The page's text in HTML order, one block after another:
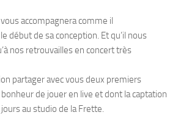
accompagnera comme il
début de sa conception. Et qu’il nous
nos retrouvailles en concert très
partager avec vous deux premiers
bonheur de jouer en live et dont la captation
au studio de la Frette.